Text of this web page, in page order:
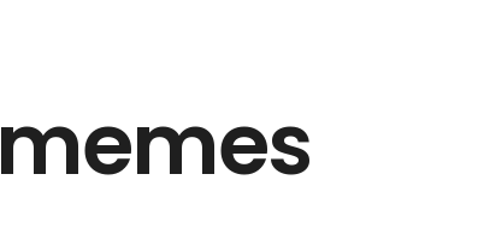
memes